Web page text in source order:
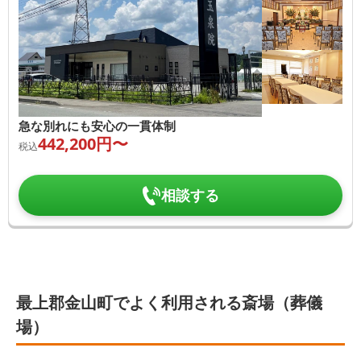
急な別れにも安心の一貫体制
税込442,200円〜
相談する
最上郡金山町でよく利用される斎場（葬儀
場）